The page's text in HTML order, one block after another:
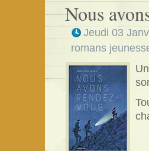
Nous
Jeudi 03
romans